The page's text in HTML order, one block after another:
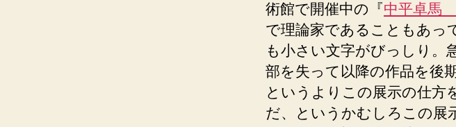
術館で開催中の『中平卓馬
で理論家であることもあっ
も小さい文字がびっしり。
部を失って以降の作品を後
というよりこの展示の仕方
だ、というかむしろこの展